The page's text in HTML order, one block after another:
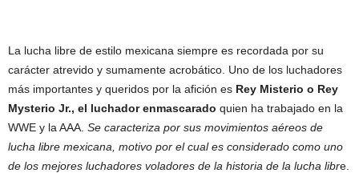
La lucha libre de estilo mexicana siempre es recordada por su
carácter atrevido y sumamente acrobático. Uno de los luchadores
más importantes y queridos por la afición es Rey Misterio o Rey
Mysterio Jr., el luchador enmascarado quien ha trabajado en la
WWE y la AAA. Se caracteriza por sus movimientos aéreos de
lucha libre mexicana, motivo por el cual es considerado como uno
de los mejores luchadores voladores de la historia de la lucha libre.